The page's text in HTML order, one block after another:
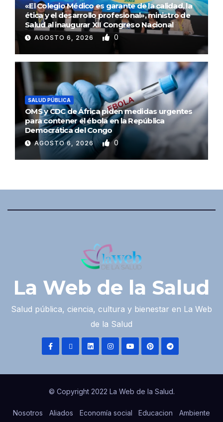
«El Colegio Médico es garante de la calidad, la
ética y el desarrollo profesional», ministro de
Salud al inaugurar XII Congreso Nacional
AGOSTO 6, 2026 0
SALUD PÚBLICA
OMS y CDC de África piden medidas urgentes
para contener el ébola en la República
Democrática del Congo
AGOSTO 6, 2026 0
La Web de la Salud
Salud pública, ciencia, cultura y bienestar en La Web
de la Salud
© Copyright 2022 La Web de la Salud.
Nosotros Aliados Economía social Educacion Ambiente